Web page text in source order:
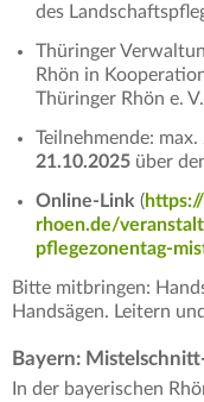
des
Thüringer
Rhön in
Thüringer Rhön e. V.
Teilnehmende:
21.10.2025 über
Online-Link (
rhoen.de/
pflegezonentag-
Bitte mitbringen:
Handsägen. Leitern
Bayern:
In der bayerischen